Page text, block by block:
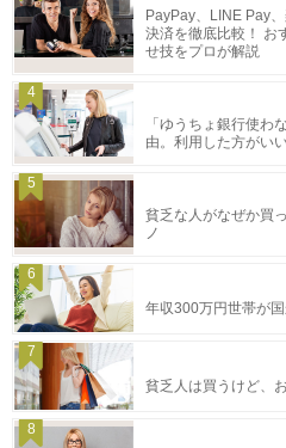
PayPay、LINE Pay
決済を徹底比較！ お
せ技をプロが解説
4
「ゆうちょ銀行使わ
由。利用した方がい
5
貧乏な人がなぜか買
ノ
6
年収300万円世帯が
7
貧乏人は買うけど、
8